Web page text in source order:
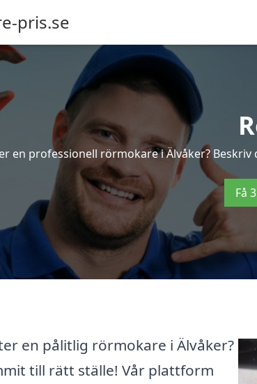
pris.se
en professionell rörmokare i Älvåker?
Få
en pålitlig rörmokare i Älvåker?
till rätt ställe! Vår plattform